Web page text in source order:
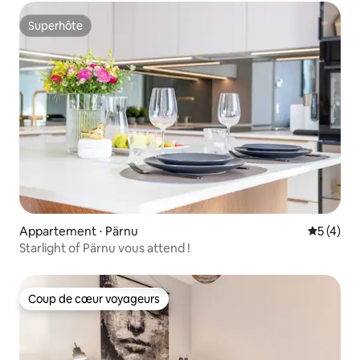
Superhôte
Superhôte
Appartement ⋅ Pärnu
5 (4)
Starlight of Pärnu vous attend !
Coup de cœur voyageurs
Coup de cœur voyageurs